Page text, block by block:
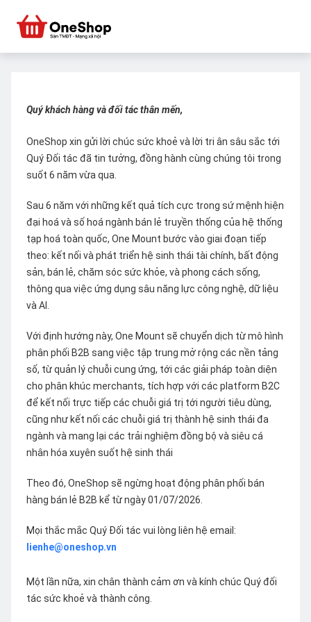
Quý khách hàng và đối tác thân mến,
OneShop xin gửi lời chúc sức khoẻ và lời tri ân sâu sắc tới
Quý Đối tác đã tin tưởng, đồng hành cùng chúng tôi trong
suốt 6 năm vừa qua.
Sau 6 năm với những kết quả tích cực trong sứ mệnh hiện
đại hoá và số hoá ngành bán lẻ truyền thống của hệ thống
tạp hoá toàn quốc, One Mount bước vào giai đoạn tiếp
theo: kết nối và phát triển hệ sinh thái tài chính, bất động
sản, bán lẻ, chăm sóc sức khỏe, và phong cách sống,
thông qua việc ứng dụng sâu năng lực công nghệ, dữ liệu
và AI.
Với định hướng này, One Mount sẽ chuyển dịch từ mô hình
phân phối B2B sang việc tập trung mở rộng các nền tảng
số, từ quản lý chuỗi cung ứng, tới các giải pháp toàn diện
cho phân khúc merchants, tích hợp với các platform B2C
để kết nối trực tiếp các chuỗi giá trị tới người tiêu dùng,
cũng như kết nối các chuỗi giá trị thành hệ sinh thái đa
ngành và mang lại các trải nghiệm đồng bộ và siêu cá
nhân hóa xuyên suốt hệ sinh thái
Theo đó, OneShop sẽ ngừng hoạt động phân phối bán
hàng bán lẻ B2B kể từ ngày 01/07/2026.
Mọi thắc mắc Quý Đối tác vui lòng liên hệ email:
lienhe@oneshop.vn
Một lần nữa, xin chân thành cảm ơn và kính chúc Quý đối
tác sức khoẻ và thành công.